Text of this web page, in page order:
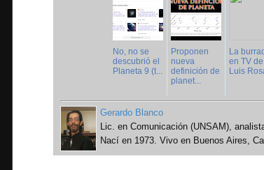
No, no se
descubrió el
Planeta 9 (t...
Proponen
nueva
definición de
planet...
La
en TV de
Luis
Gerardo Blanco
Lic. en Comunicación (UNSAM),
Nací en 1973. Vivo en Buenos Aires,